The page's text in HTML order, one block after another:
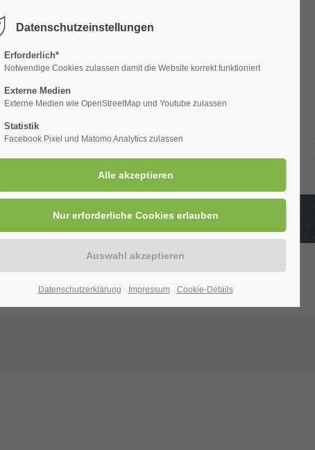
/ 365days
for our
376-293 City Road, Suite 600
Have any questions?
+44 1234 567 890
Drop us a line
info@yourdomain.com
FTS-SUPERCUP 2026/27
Datenschutzeinstellungen
Erforderlich*
Notwendige Cookies zulassen damit die Website korrekt funktioniert
Externe Medien
Externe Medien wie OpenStreetMap und Youtube zulassen
Statistik
Facebook Pixel und Matomo Analytics zulassen
Datenschutzerklärung Impressum Cookie-Details